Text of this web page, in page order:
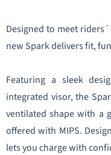
Designed to meet
new Spark delivers fit,
Featuring a sleek
integrated visor, the
ventilated shape with a
offered with MIPS.
lets you charge with